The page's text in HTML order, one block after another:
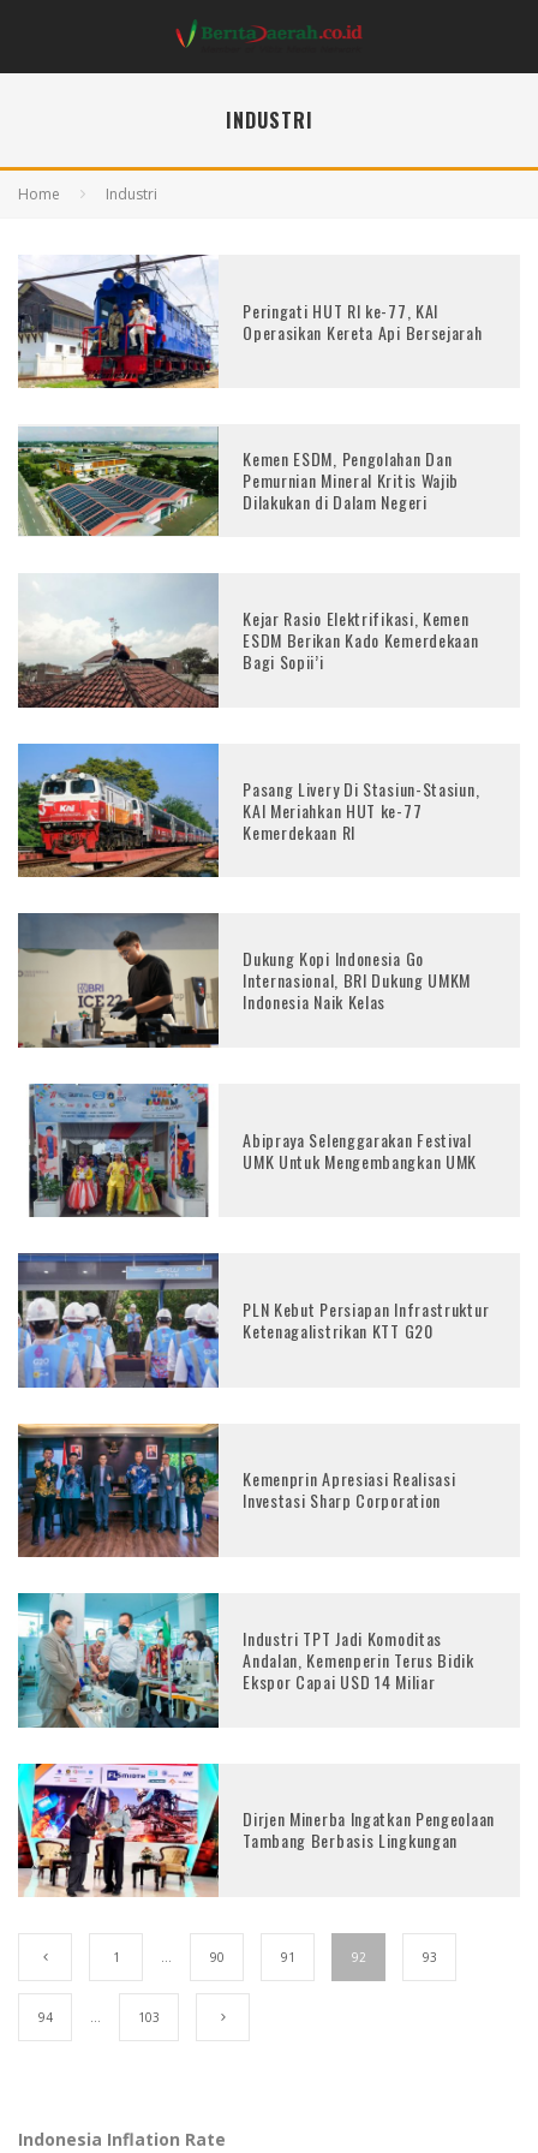
INDUSTRI
Home Industri
Peringati HUT RI ke-77, KAI
Operasikan Kereta Api Bersejarah
Kemen ESDM, Pengolahan Dan
Pemurnian Mineral Kritis Wajib
Dilakukan di Dalam Negeri
Kejar Rasio Elektrifikasi, Kemen
ESDM Berikan Kado Kemerdekaan
Bagi Sopii’i
Pasang Livery Di Stasiun-Stasiun,
KAI Meriahkan HUT ke-77
Kemerdekaan RI
Dukung Kopi Indonesia Go
Internasional, BRI Dukung UMKM
Indonesia Naik Kelas
Abipraya Selenggarakan Festival
UMK Untuk Mengembangkan UMK
PLN Kebut Persiapan Infrastruktur
Ketenagalistrikan KTT G20
Kemenprin Apresiasi Realisasi
Investasi Sharp Corporation
Industri TPT Jadi Komoditas
Andalan, Kemenperin Terus Bidik
Ekspor Capai USD 14 Miliar
Dirjen Minerba Ingatkan Pengeolaan
Tambang Berbasis Lingkungan
1 … 90 91 92 93
94 … 103
Indonesia Inflation Rate